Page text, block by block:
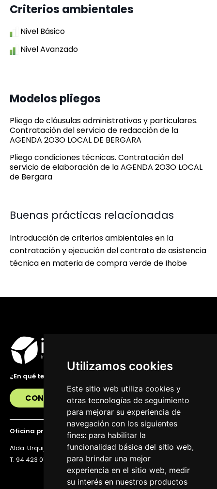
Utilizamos cookies
Este sitio web utiliza cookies y
otras tecnologías de seguimiento
para mejorar su experiencia de
navegación con los siguientes
fines: para habilitar la
funcionalidad básica del sitio web,
para brindar una mejor
experiencia en el sitio web, medir
su interés en nuestros productos
Criterios ambientales
Nivel Básico
Nivel Avanzado
Modelos pliegos
Pliego de cláusulas administrativas y particulares.
Contratación del servicio de redacción de la
AGENDA 2O3O LOCAL DE BERGARA
Pliego condiciones técnicas. Contratación del
servicio de elaboración de la AGENDA 2O3O LOCAL
de Bergara
Buenas prácticas relacionadas
Introducción de criterios ambientales en la
contratación y ejecución del contrato de asistencia
técnica en materia de compra verde de Ihobe
¿En qué te podemos ayudar?
CONTÁCTANOS
Oficina principal
Alda. Urquijo 36, 6ª planta, 48011 Bilbao
T. 94 423 07 43